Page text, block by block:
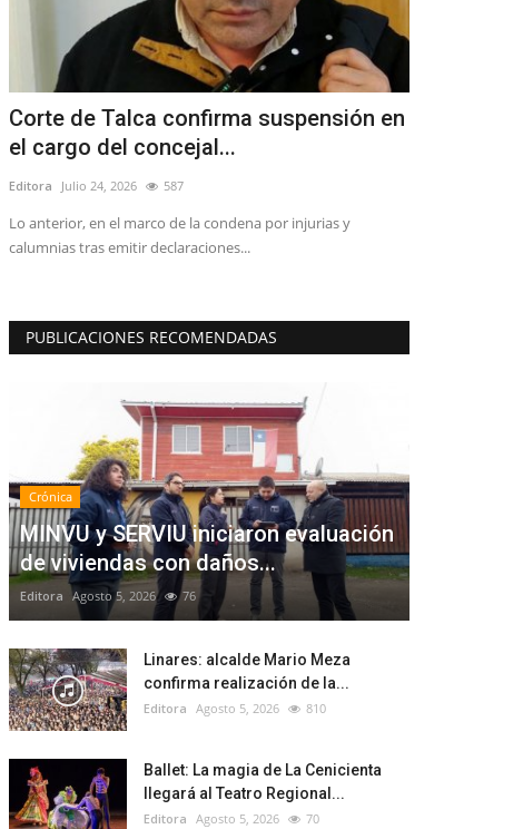
Corte de Talca confirma suspensión en
el cargo del concejal...
Editora Julio 24, 2026 587
Lo anterior, en el marco de la condena por injurias y
calumnias tras emitir declaraciones...
PUBLICACIONES RECOMENDADAS
Crónica
MINVU y SERVIU iniciaron evaluación
de viviendas con daños...
Editora Agosto 5, 2026 76
Linares: alcalde Mario Meza
confirma realización de la...
Editora Agosto 5, 2026 810
Ballet: La magia de La Cenicienta
llegará al Teatro Regional...
Editora Agosto 5, 2026 70